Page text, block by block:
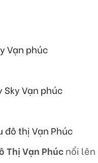
Vạn phúc
Sky Vạn phúc
đô thị Vạn Phúc
Thị Vạn Phúcnổi lên